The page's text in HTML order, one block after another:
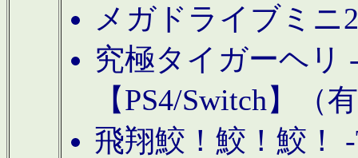
メガドライブミニ
究極タイガーヘリ
【PS4/Switch】（
飛翔鮫！鮫！鮫！